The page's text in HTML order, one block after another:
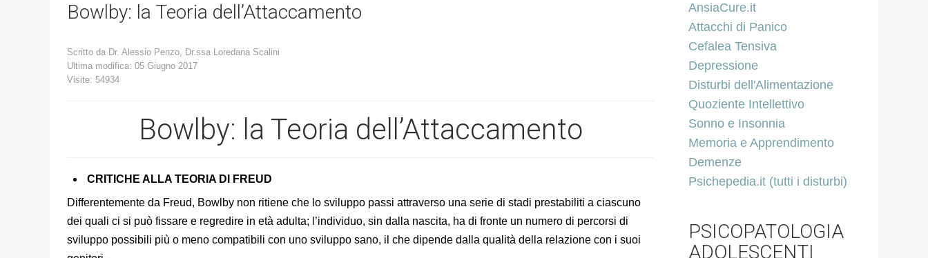
Bowlby: la Teoria dell’Attaccamento
Scritto da Dr. Alessio Penzo, Dr.ssa Loredana Scalini
Ultima modifica: 05 Giugno 2017
Visite: 54934
Bowlby: la Teoria dell’Attaccamento
CRITICHE ALLA TEORIA DI FREUD
Differentemente da Freud, Bowlby non ritiene che lo sviluppo passi attraverso una serie di stadi prestabiliti a ciascuno
dei quali ci si può fissare e regredire in età adulta; l’individuo, sin dalla nascita, ha di fronte un numero di percorsi di
sviluppo possibili più o meno compatibili con uno sviluppo sano, il che dipende dalla qualità della relazione con i suoi
AnsiaCure.it
Attacchi di Panico
Cefalea Tensiva
Depressione
Disturbi dell'Alimentazione
Quoziente Intellettivo
Sonno e Insonnia
Memoria e Apprendimento
Demenze
Psichepedia.it (tutti i disturbi)
PSICOPATOLOGIA
ADOLESCENTI